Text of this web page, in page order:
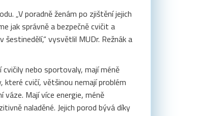
„V poradně ženám po zjištění jejich
jak správně a bezpečně cvičit a
vysvětlil MUDr. Režnák a
nebo sportovaly, mají méně
cvičí, většinou nemají problém
Mají více energie, méně
naladěné. Jejich porod bývá díky